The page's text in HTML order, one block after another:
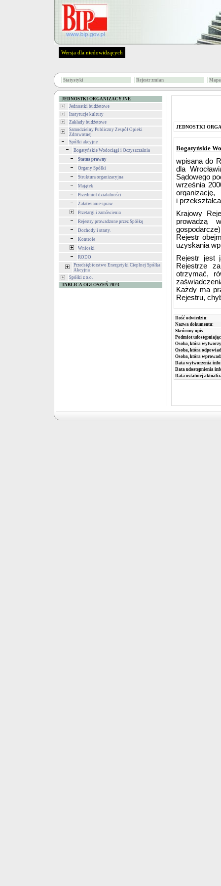
Wersja dla niedowidzących
Statystyki Rejestr zmian
JEDNOSTKI ORGANIZACYJNE
Jednostki budżetowe
Instytucje kultury
Zakłady budżetowe
Samodzielny Publiczny Zespół Opieki
Zdrowotnej
Spółki akcyjne
Bogatyńskie Wodociągi i Oczyszczalnia
Status prawny
Organy Spółki
Struktura organizacyjna
Majątek
Przedmiot działalności
Załatwianie spraw
Przetargi i zamówienia
Rejestry prowadzone przez Spółkę
Dochody i straty.
Kontrole
Wnioski
RODO
Przedsiębiorstwo Energetyki Cieplnej Spółka
Akcyjna
Spółki z o.o.
TABLICA OGŁOSZEŃ 2023
JEDNOSTKI
Bogatyńskie
wpisana do
dla
Sądowego
września
i
Krajowy
prowadzą
Rejestr
uzyskania
Rejestr jest
Rejestrze
otrzymać,
Każdy ma
Rejestru,
Ilość odwiedzin:
Nazwa dokumentu:
Skrócony opis:
Podmiot
Osoba, która
Osoba, która
Osoba, która
Data wytworzenia
Data udostępnienia
Data ostatniej